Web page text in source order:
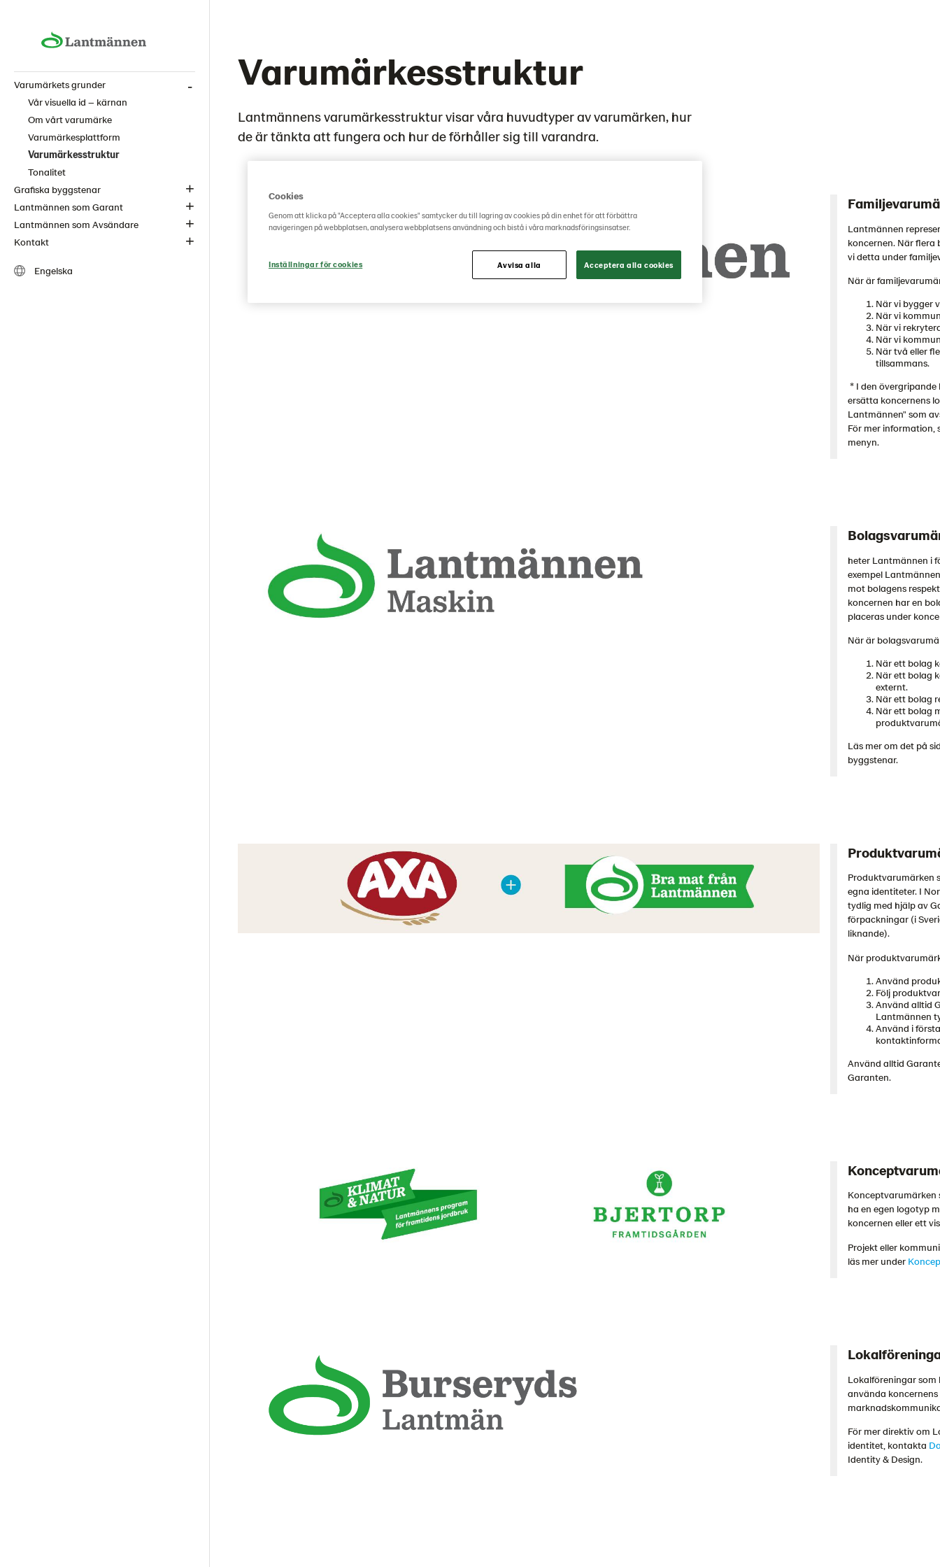
Varumärkets grunder
Vår visuella id – kärnan
Om vårt varumärke
Varumärkesplattform
Varumärkesstruktur
Tonalitet
Grafiska byggstenar
Lantmännen som Garant
Lantmännen som Avsändare
Kontakt
Engelska
Varumärkesstruktur
Lantmännens varumärkesstruktur visar våra huvudtyper av varumärken, hur
de är tänkta att fungera och hur de förhåller sig till varandra.
Lantmännen
koncernen. När flera
vi detta under
När är
När vi bygger
När vi
När vi
När vi
När två eller
tillsammans.
* I den
ersätta koncernens
Lantmännen" som
För mer information,
menyn.
heter Lantmännen i
exempel
mot bolagens
koncernen har en
placeras under
När är
När ett bolag
När ett bolag
externt.
När ett bolag
När ett bolag
Läs mer om det på
byggstenar.
Produktvarumärken
egna identiteter. I
tydlig med hjälp av
förpackningar (i
liknande).
När
Använd
Följ
Använd alltid
Lantmännen
Använd i
Använd alltid
Garanten.
Konceptvarumärken
ha en egen logotyp
koncernen eller ett
Projekt eller
läs mer under
Lokalföreningar
använda
För mer direktiv om
identitet, kontakta
Identity & Design.
Cookies
Genom att klicka på "Acceptera alla cookies" samtycker du till lagring av cookies på din enhet för att förbättra
navigeringen på webbplatsen, analysera webbplatsens användning och bistå i våra marknadsföringsinsatser.
Inställningar för cookies Avvisa alla Acceptera alla cookies